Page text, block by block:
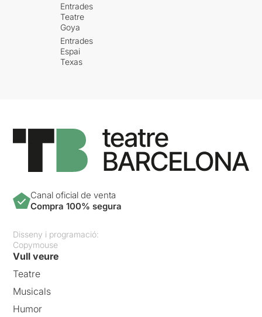
Entrades
Teatre
Goya
Entrades
Espai
Texas
Canal oficial de venta
Compra 100% segura
Disseny i programació:
Copymouse
Vull veure
Teatre
Musicals
Humor